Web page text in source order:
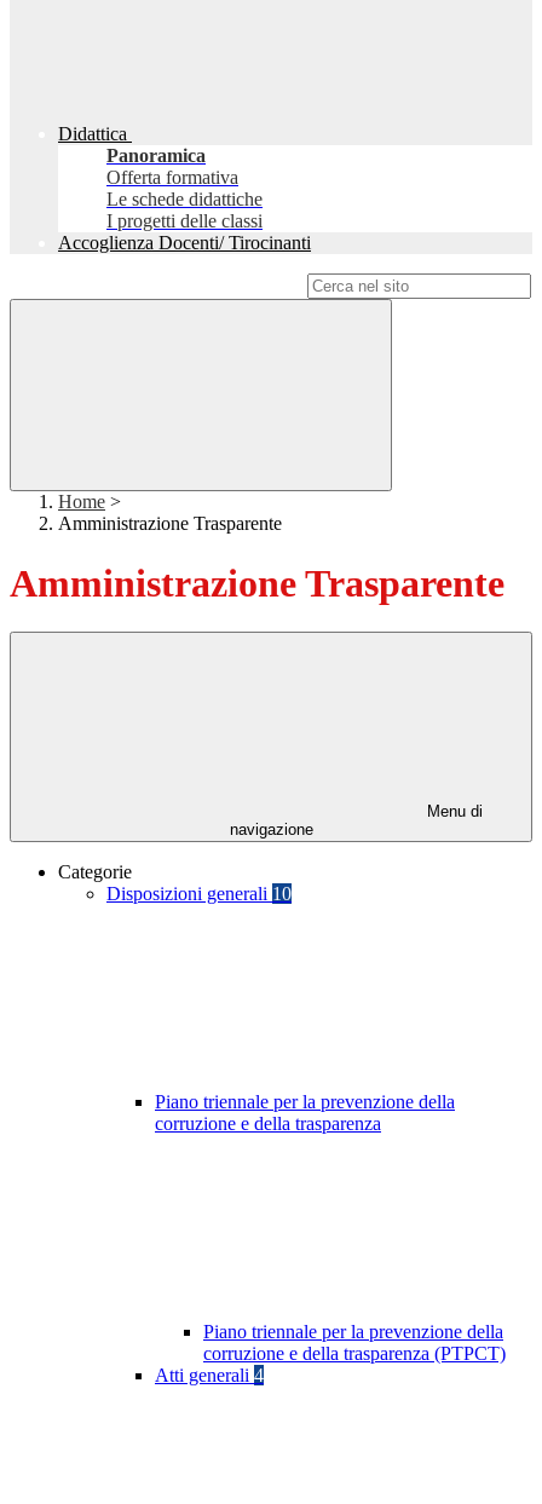
Didattica
Panoramica
Offerta formativa
Le schede didattiche
I progetti delle classi
Accoglienza Docenti/ Tirocinanti
Home >
Amministrazione Trasparente
Amministrazione Trasparente
Menu di
navigazione
Categorie
Disposizioni generali 10
Piano triennale per la prevenzione della
corruzione e della trasparenza
Piano triennale per la prevenzione della
corruzione e della trasparenza (PTPCT)
Atti generali 4